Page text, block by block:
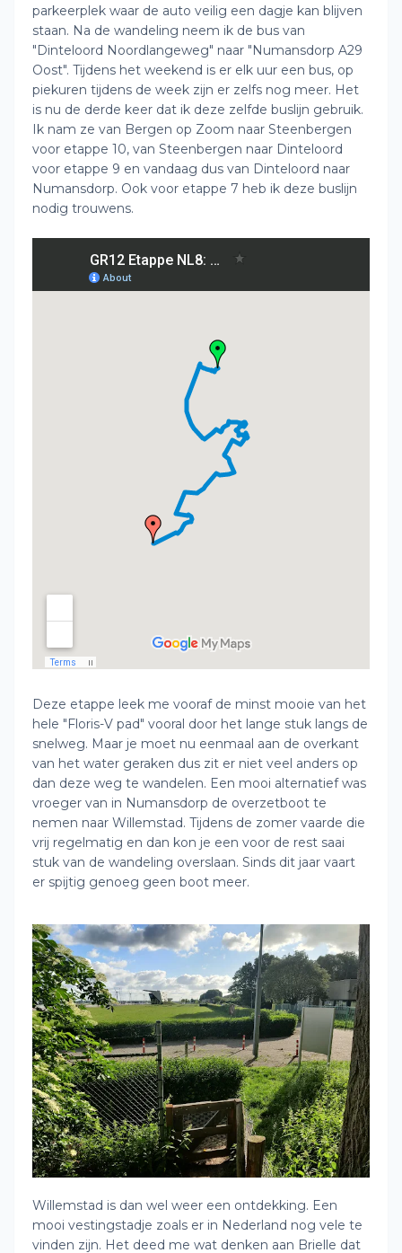
parkeerplek waar de auto veilig een dagje kan blijven
staan. Na de wandeling neem ik de bus van
"Dinteloord Noordlangeweg" naar "Numansdorp A29
Oost". Tijdens het weekend is er elk uur een bus, op
piekuren tijdens de week zijn er zelfs nog meer. Het
is nu de derde keer dat ik deze zelfde buslijn gebruik.
Ik nam ze van Bergen op Zoom naar Steenbergen
voor etappe 10, van Steenbergen naar Dinteloord
voor etappe 9 en vandaag dus van Dinteloord naar
Numansdorp. Ook voor etappe 7 heb ik deze buslijn
nodig trouwens.
Deze etappe leek me vooraf de minst mooie van het
hele "Floris-V pad" vooral door het lange stuk langs de
snelweg. Maar je moet nu eenmaal aan de overkant
van het water geraken dus zit er niet veel anders op
dan deze weg te wandelen. Een mooi alternatief was
vroeger van in Numansdorp de overzetboot te
nemen naar Willemstad. Tijdens de zomer vaarde die
vrij regelmatig en dan kon je een voor de rest saai
stuk van de wandeling overslaan. Sinds dit jaar vaart
er spijtig genoeg geen boot meer.
Willemstad is dan wel weer een ontdekking. Een
mooi vestingstadje zoals er in Nederland nog vele te
vinden zijn. Het deed me wat denken aan Brielle dat